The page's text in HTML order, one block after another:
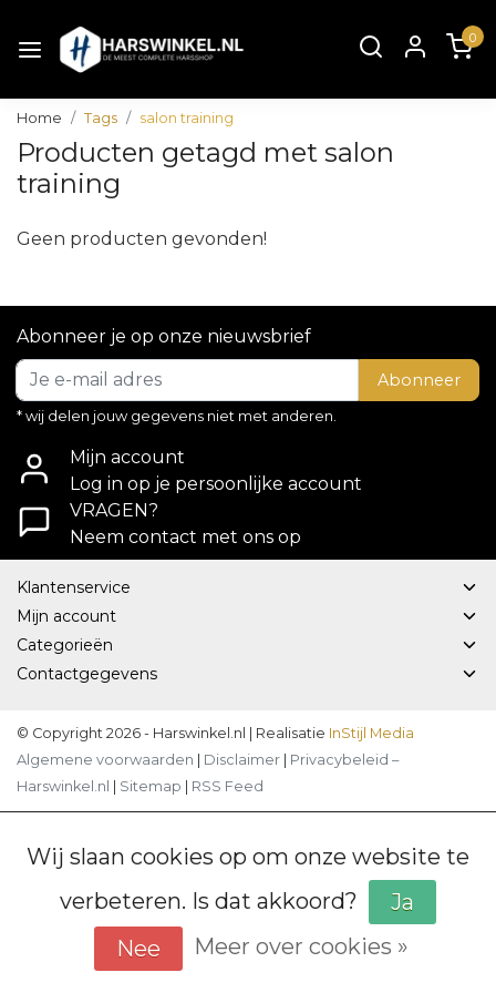
0
Home Tags salon training
Producten getagd met salon
training
Geen producten gevonden!
Abonneer je op onze nieuwsbrief
Abonneer
* wij delen jouw gegevens niet met anderen.
Mijn account
Log in op je persoonlijke account
VRAGEN?
Neem contact met ons op
Klantenservice
Mijn account
Categorieën
Contactgegevens
© Copyright 2026 - Harswinkel.nl | Realisatie InStijl Media
Algemene voorwaarden
Disclaimer
Privacybeleid –
Harswinkel.nl
Sitemap RSS Feed
Wij slaan cookies op om onze website te
verbeteren. Is dat akkoord?
Ja
Nee
Meer over cookies »